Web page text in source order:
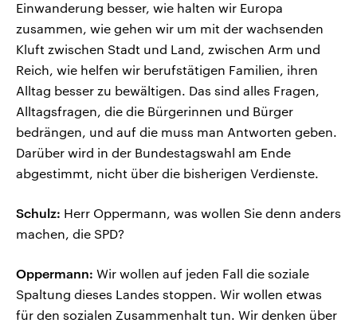
Einwanderung besser, wie halten wir Europa
zusammen, wie gehen wir um mit der wachsenden
Kluft zwischen Stadt und Land, zwischen Arm und
Reich, wie helfen wir berufstätigen Familien, ihren
Alltag besser zu bewältigen. Das sind alles Fragen,
Alltagsfragen, die die Bürgerinnen und Bürger
bedrängen, und auf die muss man Antworten geben.
Darüber wird in der Bundestagswahl am Ende
abgestimmt, nicht über die bisherigen Verdienste.
Schulz: Herr Oppermann, was wollen Sie denn anders
machen, die SPD?
Oppermann: Wir wollen auf jeden Fall die soziale
Spaltung dieses Landes stoppen. Wir wollen etwas
für den sozialen Zusammenhalt tun. Wir denken über